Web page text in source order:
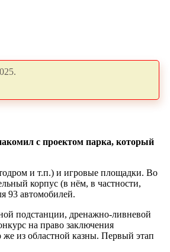
с проектом парка, который
и т.п.) и игровые площадки. Во
корпус (в нём, в частности,
93 автомобилей.
подстанции, дренажно-ливневой
на право заключения
из областной казны. Первый этап